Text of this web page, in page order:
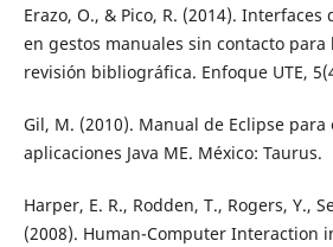
Erazo, O., & Pico, R. (2014).
en gestos manuales sin contacto para
revisión bibliográfica. Enfoque UTE,
Gil, M. (2010). Manual de Eclipse
aplicaciones Java ME. México: Taurus.
Harper, E. R., Rodden, T., Rogers, Y.,
(2008). Human-Computer Interaction